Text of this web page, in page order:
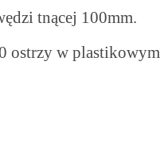
tnącej 100mm.
ostrzy w plastikowym